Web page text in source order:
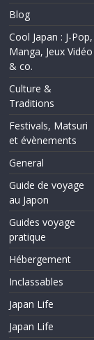
Blog
Cool Japan : J-Pop,
Manga, Jeux Vidéo
& co.
Culture &
Traditions
Festivals, Matsuri
et évènements
General
Guide de voyage
au Japon
Guides voyage
pratique
Hébergement
Inclassables
Japan Life
Japan Life